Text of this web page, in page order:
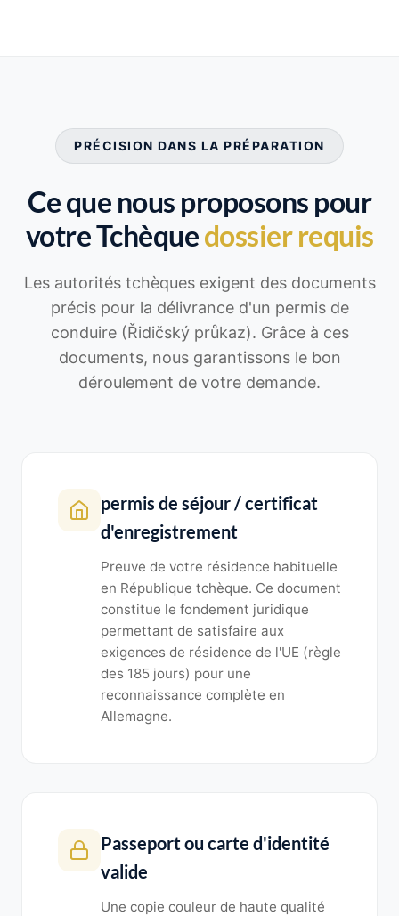
PRÉCISION DANS LA PRÉPARATION
Ce que nous proposons pour
votre Tchèquedossier requis
Les autorités tchèques exigent des documents
précis pour la délivrance d'un permis de
conduire (Řidičský průkaz). Grâce à ces
documents, nous garantissons le bon
déroulement de votre demande.
permis de séjour / certificat
d'enregistrement
Preuve de votre résidence habituelle
en République tchèque. Ce document
constitue le fondement juridique
permettant de satisfaire aux
exigences de résidence de l'UE (règle
des 185 jours) pour une
reconnaissance complète en
Allemagne.
Passeport ou carte d'identité
valide
Une copie couleur de haute qualité